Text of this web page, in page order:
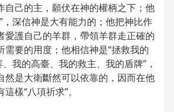
己的主，願伏在神的權柄之下；他
，深信神是大有能力的；他把神比作
愛護自己的羊群，帶領羊群走正確的
需要的用度；他相信神是“拯救我的
我的高臺、我的救主、我的盾牌”，
然是大衛斷然可以依靠的，因而在他
樣“八項祈求”。